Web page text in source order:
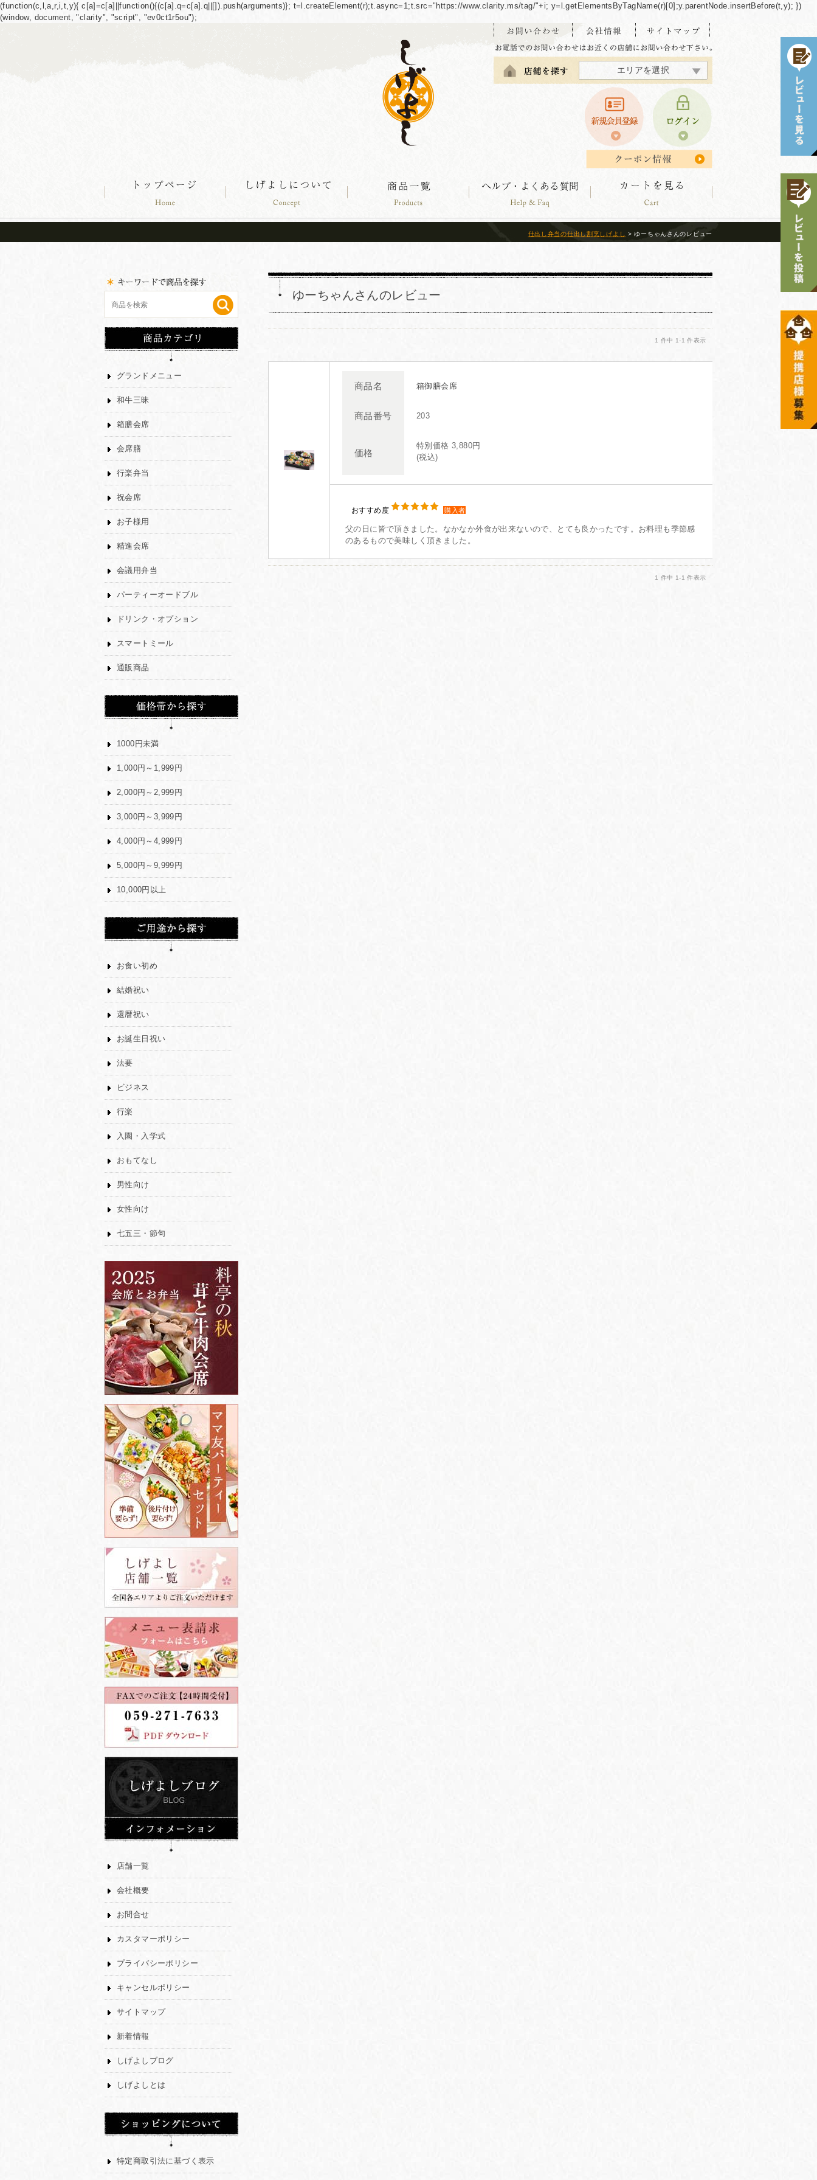
(function(c,l,a,r,i,t,y){ c[a]=c[a]||function(){(c[a].q=c[a].q||[]).push(arguments)}; t=l.createElement(r);t.async=1;t.src="https://www.clarity.ms/tag/"+i; y=l.getElementsByTagName(r)[0];y.parentNode.insertBefore(t,y); })
(window, document, "clarity", "script", "ev0ct1r5ou");
エリアを選択
北海道エリア
東北エリア
関東エリア
東海・北陸エリア
関西エリア
中四国エリア
九州エリア
沖縄エリア
仕出し弁当の仕出し割烹しげよし > ゆーちゃんさんのレビュー
グランドメニュー
和牛三昧
箱膳会席
会席膳
行楽弁当
祝会席
お子様用
精進会席
会議用弁当
パーティーオードブル
ドリンク・オプション
スマートミール
通販商品
1000円未満
1,000円～1,999円
2,000円～2,999円
3,000円～3,999円
4,000円～4,999円
5,000円～9,999円
10,000円以上
お食い初め
結婚祝い
還暦祝い
お誕生日祝い
法要
ビジネス
行楽
入園・入学式
おもてなし
男性向け
女性向け
七五三・節句
店舗一覧
会社概要
お問合せ
カスタマーポリシー
プライバシーポリシー
キャンセルポリシー
サイトマップ
新着情報
しげよしブログ
しげよしとは
特定商取引法に基づく表示
ゆーちゃんさんのレビュー
1 件中 1-1 件表示
商品名 箱御膳会席
商品番号 203
価格
特別価格 3,880円
(税込)
おすすめ度 購入者
父の日に皆で頂きました。なかなか外食が出来ないので、とても良かったです。お料理も季節感
のあるもので美味しく頂きました。
1 件中 1-1 件表示